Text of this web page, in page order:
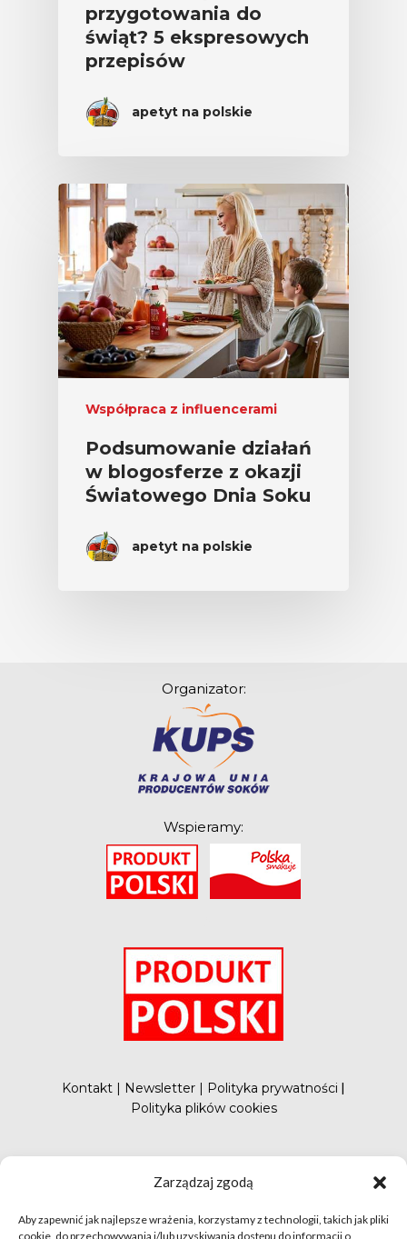
Zarządzaj zgodą
Aby zapewnić jak najlepsze wrażenia, korzystamy z technologii, takich jak pliki
cookie, do przechowywania i/lub uzyskiwania dostępu do informacji o
przygotowania do
świąt? 5 ekspresowych
przepisów
apetyt na polskie
Współpraca z influencerami
Podsumowanie działań
w blogosferze z okazji
Światowego Dnia Soku
apetyt na polskie
Organizator:
Wspieramy:
Kontakt Newsletter Polityka prywatności |
Polityka plików cookies